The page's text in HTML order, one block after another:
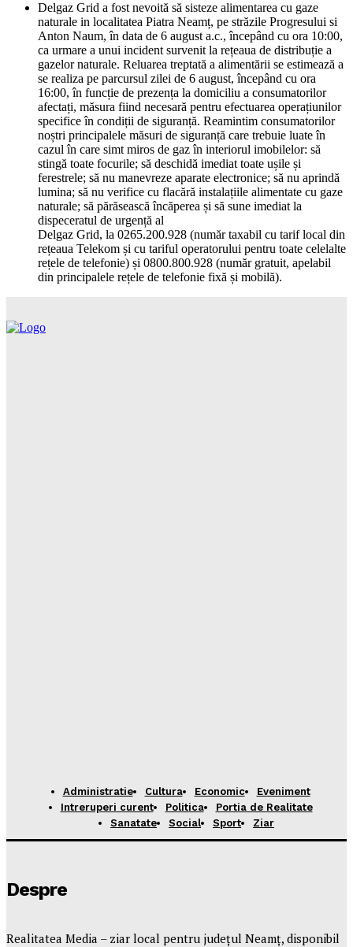
Delgaz Grid a fost nevoită să sisteze alimentarea cu gaze
naturale in localitatea Piatra Neamț, pe străzile Progresului si
Anton Naum, în data de 6 august a.c., începând cu ora 10:00,
ca urmare a unui incident survenit la rețeaua de distribuție a
gazelor naturale. Reluarea treptată a alimentării se estimează a
se realiza pe parcursul zilei de 6 august, începând cu ora
16:00, în funcție de prezența la domiciliu a consumatorilor
afectați, măsura fiind necesară pentru efectuarea operațiunilor
specifice în condiții de siguranță. Reamintim consumatorilor
noștri principalele măsuri de siguranță care trebuie luate în
cazul în care simt miros de gaz în interiorul imobilelor: să
stingă toate focurile; să deschidă imediat toate ușile și
ferestrele; să nu manevreze aparate electronice; să nu aprindă
lumina; să nu verifice cu flacără instalațiile alimentate cu gaze
naturale; să părăsească încăperea și să sune imediat la
dispeceratul de urgență al
Delgaz Grid, la 0265.200.928 (număr taxabil cu tarif local din
rețeaua Telekom și cu tariful operatorului pentru toate celelalte
rețele de telefonie) și 0800.800.928 (număr gratuit, apelabil
din principalele rețele de telefonie fixă și mobilă).
Administratie Cultura Economic
Eveniment
Intreruperi curent
Politica
Portia de Realitate
Sanatate
Social Sport Ziar
Despre
Realitatea Media – ziar local pentru județul Neamț, disponibil